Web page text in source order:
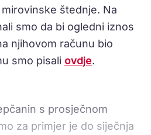
štednje. Na
smo da bi ogledni iznos
njihovom računu bio
smo pisali ovdje.
s prosječnom
za primjer je do siječnja